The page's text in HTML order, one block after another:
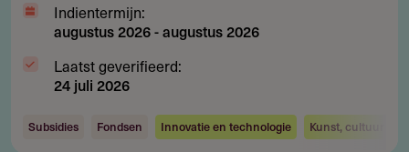
Indientermijn:
augustus 2026-augustus 2026
Laatst geverifieerd:
24 juli 2026
Subsidies Fondsen Innovatie en technologie Kunst, cultuur en